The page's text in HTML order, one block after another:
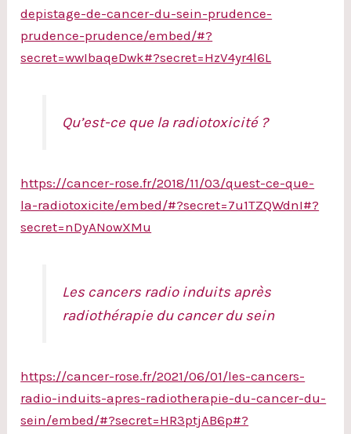
depistage-de-cancer-du-sein-prudence-
prudence-prudence/embed/#?
secret=wwIbaqeDwk#?secret=HzV4yr4l6L
Qu’est-ce que la radiotoxicité ?
https://cancer-rose.fr/2018/11/03/quest-ce-que-
la-radiotoxicite/embed/#?secret=7u1TZQWdnI#?
secret=nDyANowXMu
Les cancers radio induits après
radiothérapie du cancer du sein
https://cancer-rose.fr/2021/06/01/les-cancers-
radio-induits-apres-radiotherapie-du-cancer-du-
sein/embed/#?secret=HR3ptjAB6p#?